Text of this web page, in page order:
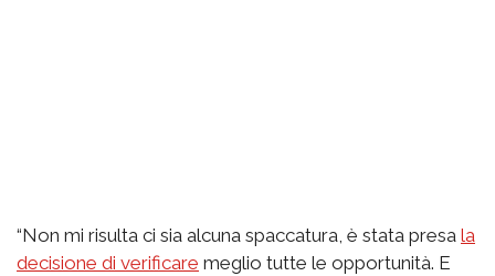
“Non mi risulta ci sia alcuna spaccatura, è stata presa la
decisione di verificare meglio tutte le opportunità. E